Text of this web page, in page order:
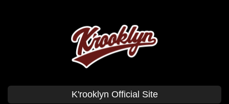
CLASSICS
T-SHIRT
SWEAT
CAP
SHORT PANTS
TANK TOP
K'rooklyn Official Site